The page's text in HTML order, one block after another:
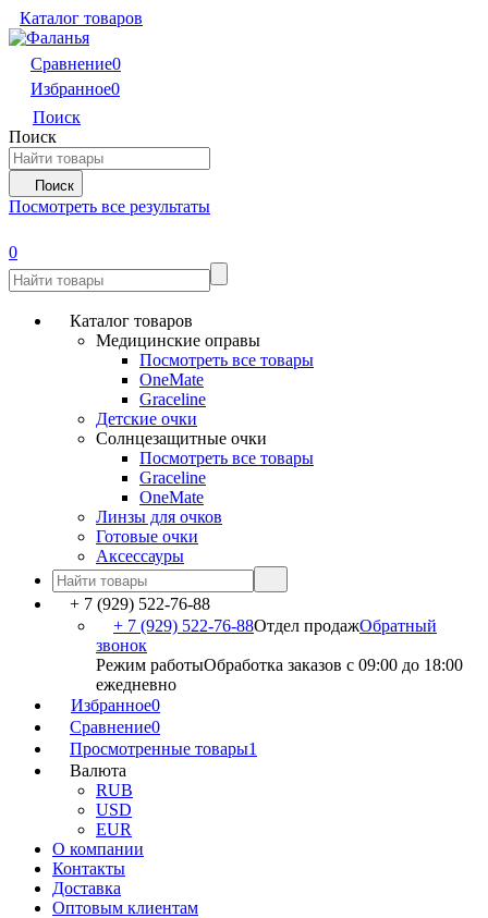
Каталог товаров
Сравнение0
Избранное0
Поиск
Поиск
Поиск
Посмотреть все результаты
0
Каталог товаров
Медицинские оправы
Посмотреть все товары
OneMate
Graceline
Детские очки
Солнцезащитные очки
Посмотреть все товары
Graceline
OneMate
Линзы для очков
Готовые очки
Аксессауры
+ 7 (929) 522-76-88
+ 7 (929) 522-76-88Отдел продажОбратный
звонок
Режим работыОбработка заказов с 09:00 до 18:00
ежедневно
Избранное0
Сравнение0
Просмотренные товары1
Валюта
RUB
USD
EUR
О компании
Контакты
Доставка
Оптовым клиентам